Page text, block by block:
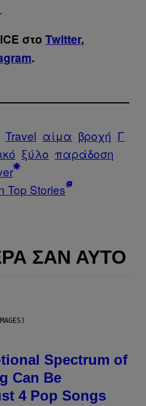
στο Twitter,
.
Travel αίμα βροχή Γ
ξύλο παράδοση
Top Stories
ΣΑΝ ΑΥΤΌ
Spectrum of
Can Be
4 Pop Songs